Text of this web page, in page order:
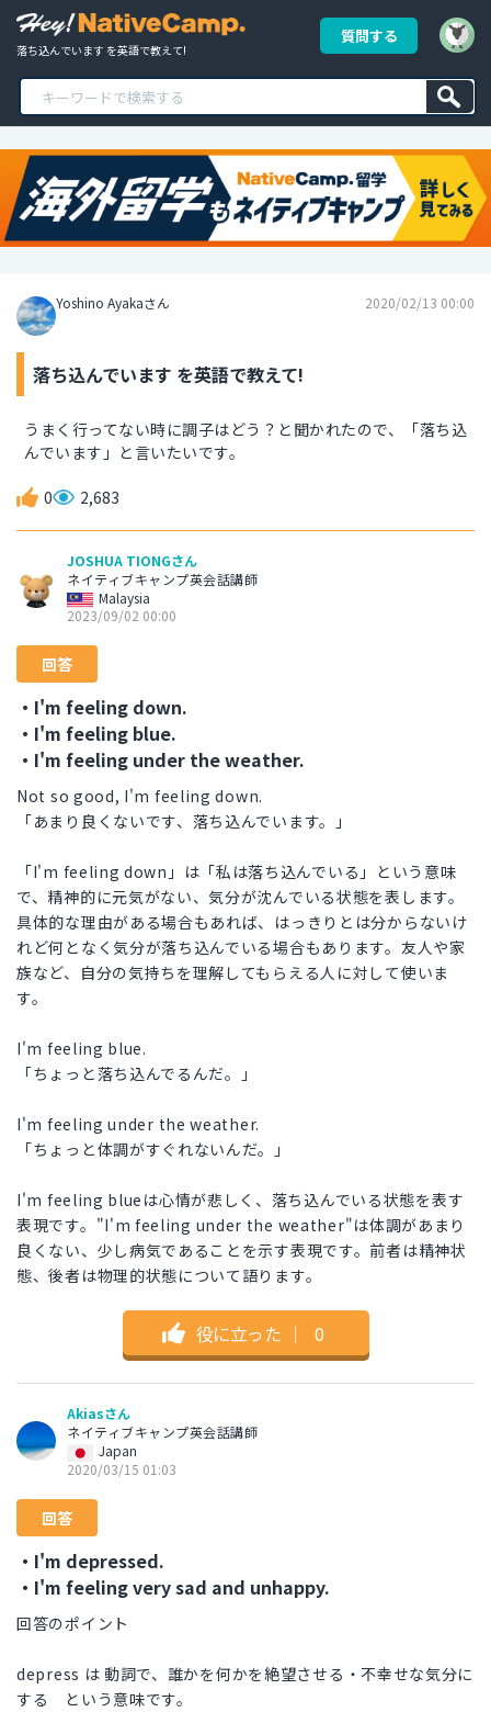
落ち込んでいます を英語で教えて!
質問する
Yoshino Ayakaさん 2020/02/13 00:00
落ち込んでいます を英語で教えて!
うまく行ってない時に調子はどう？と聞かれたので、「落ち込
んでいます」と言いたいです。
0 2,683
JOSHUA TIONGさん
ネイティブキャンプ英会話講師
Malaysia
2023/09/02 00:00
回答
・I'm feeling down.
・I'm feeling blue.
・I'm feeling under the weather.
Not so good, I'm feeling down.
「あまり良くないです、落ち込んでいます。」
「I'm feeling down」は「私は落ち込んでいる」という意味
で、精神的に元気がない、気分が沈んでいる状態を表します。
具体的な理由がある場合もあれば、はっきりとは分からないけ
れど何となく気分が落ち込んでいる場合もあります。友人や家
族など、自分の気持ちを理解してもらえる人に対して使いま
す。
I'm feeling blue.
「ちょっと落ち込んでるんだ。」
I'm feeling under the weather.
「ちょっと体調がすぐれないんだ。」
I'm feeling blueは心情が悲しく、落ち込んでいる状態を表す
表現です。"I'm feeling under the weather"は体調があまり
良くない、少し病気であることを示す表現です。前者は精神状
態、後者は物理的状態について語ります。
役に立った ｜ 0
Akiasさん
ネイティブキャンプ英会話講師
Japan
2020/03/15 01:03
回答
・I'm depressed.
・I'm feeling very sad and unhappy.
回答のポイント
depress は 動詞で、誰かを何かを絶望させる・不幸せな気分に
する という意味です。